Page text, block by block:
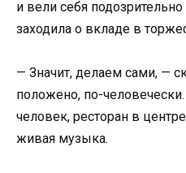
и вели себя
заходила о вкладе в
— Значит, делаем сами, —
положено, по-
человек, ресторан в
живая музыка.